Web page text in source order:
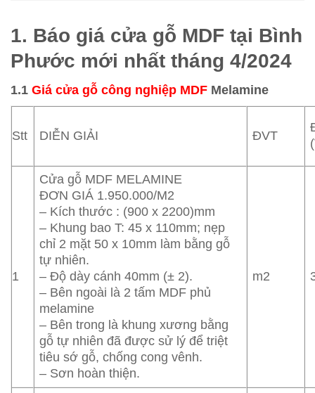
1. Báo giá cửa gỗ MDF tại Bình
Phước mới nhất tháng 4/2024
1.1 Giá cửa gỗ công nghiệp MDF Melamine
Stt DIỄN GIẢI ĐVT
1
Cửa gỗ MDF MELAMINE
ĐƠN GIÁ 1.950.000/M2
– Kích thước : (900 x 2200)mm
– Khung bao T: 45 x 110mm; nẹp
chỉ 2 mặt 50 x 10mm làm bằng gỗ
tự nhiên.
– Độ dày cánh 40mm (± 2).
– Bên ngoài là 2 tấm MDF phủ
melamine
– Bên trong là khung xương bằng
gỗ tự nhiên đã được sử lý để triệt
tiêu sớ gỗ, chống cong vênh.
– Sơn hoàn thiện.
m2